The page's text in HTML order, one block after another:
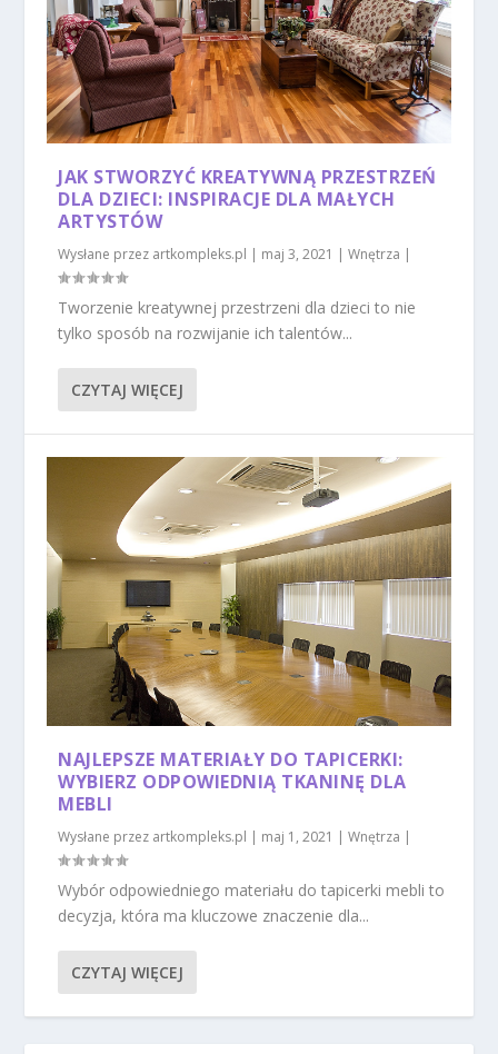
JAK STWORZYĆ KREATYWNĄ PRZESTRZEŃ
DLA DZIECI: INSPIRACJE DLA MAŁYCH
ARTYSTÓW
Wysłane przez artkompleks.pl | maj 3, 2021 |Wnętrza |
Tworzenie kreatywnej przestrzeni dla dzieci to nie
tylko sposób na rozwijanie ich talentów...
CZYTAJ WIĘCEJ
NAJLEPSZE MATERIAŁY DO TAPICERKI:
WYBIERZ ODPOWIEDNIĄ TKANINĘ DLA
MEBLI
Wysłane przez artkompleks.pl | maj 1, 2021 |Wnętrza |
Wybór odpowiedniego materiału do tapicerki mebli to
decyzja, która ma kluczowe znaczenie dla...
CZYTAJ WIĘCEJ